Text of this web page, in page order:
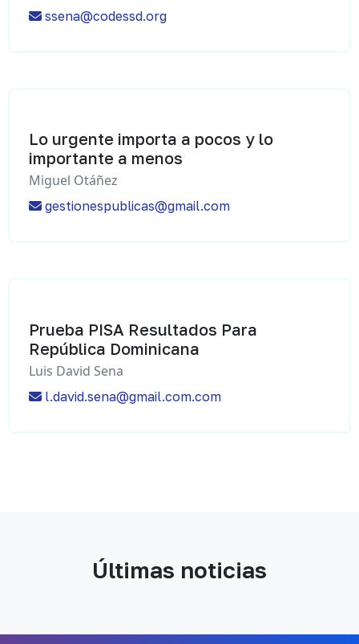
ssena@codessd.org
Lo urgente importa a pocos y lo
importante a menos
Miguel Otáñez
gestionespublicas@gmail.com
Prueba PISA Resultados Para
República Dominicana
Luis David Sena
l.david.sena@gmail.com.com
Últimas noticias